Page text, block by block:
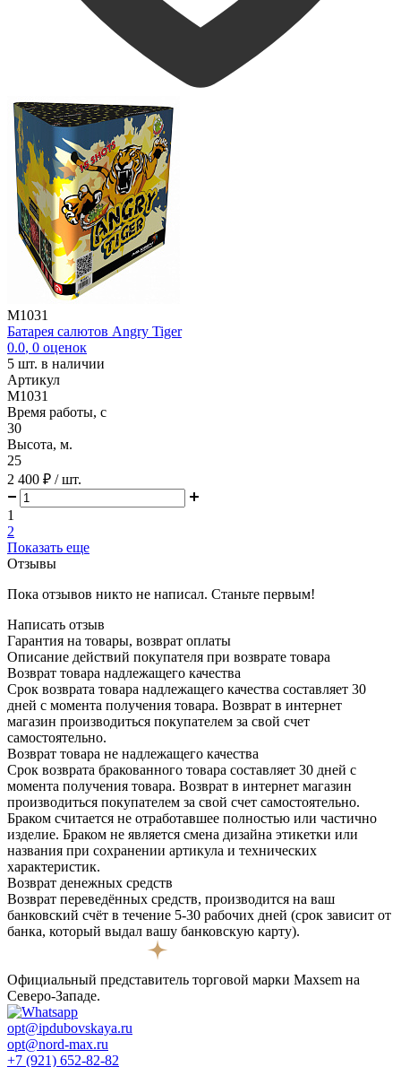
M1031
Батарея салютов Angry Tiger
0.0, 0 оценок
5 шт. в наличии
Артикул
M1031
Время работы, с
30
Высота, м.
25
2 400 ₽ / шт.
1
2
Показать еще
Отзывы
Пока отзывов никто не написал. Станьте первым!
Написать отзыв
Гарантия на товары, возврат оплаты
Описание действий покупателя при возврате товара
Возврат товара надлежащего качества
Срок возврата товара надлежащего качества составляет 30
дней с момента получения товара. Возврат в интернет
магазин производиться покупателем за свой счет
самостоятельно.
Возврат товара не надлежащего качества
Срок возврата бракованного товара составляет 30 дней с
момента получения товара. Возврат в интернет магазин
производиться покупателем за свой счет самостоятельно.
Браком считается не отработавшее полностью или частично
изделие. Браком не является смена дизайна этикетки или
названия при сохранении артикула и технических
характеристик.
Возврат денежных средств
Возврат переведённых средств, производится на ваш
банковский счёт в течение 5-30 рабочих дней (срок зависит от
банка, который выдал вашу банковскую карту).
Официальный представитель торговой марки Maxsem на
Северо-Западе.
opt@ipdubovskaya.ru
opt@nord-max.ru
+7 (921) 652-82-82